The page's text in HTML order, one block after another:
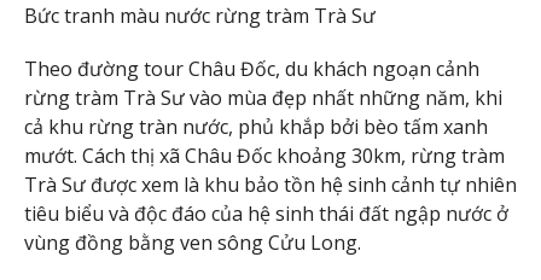
Bức tranh màu nước rừng tràm Trà Sư
Theo đường tour Châu Đốc, du khách ngoạn cảnh
rừng tràm Trà Sư vào mùa đẹp nhất những năm, khi
cả khu rừng tràn nước, phủ khắp bởi bèo tấm xanh
mướt. Cách thị xã Châu Đốc khoảng 30km, rừng tràm
Trà Sư được xem là khu bảo tồn hệ sinh cảnh tự nhiên
tiêu biểu và độc đáo của hệ sinh thái đất ngập nước ở
vùng đồng bằng ven sông Cửu Long.